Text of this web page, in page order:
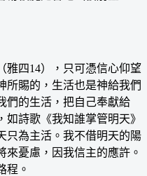
四14），只可憑信心仰望
所賜的，生活也是神給我們
們的生活，把自己奉獻給
詩歌《我知誰掌管明天》
只為主活。我不借明天的陽
來憂慮，因我信主的應許。
程。